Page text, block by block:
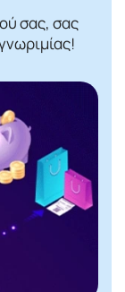
σας, σας